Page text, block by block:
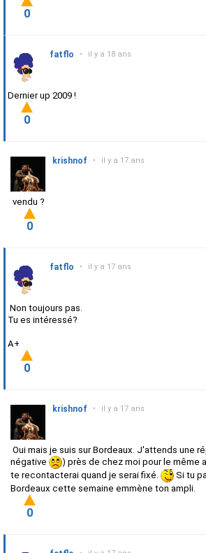
0
fatflo • il y a 18 ans
Dernier up 2009 !
0
krishnof • il y a 17 ans
vendu ?
0
fatflo • il y a 17 ans
Non toujours pas.
Tu es intéressé?
A+
0
krishnof • il y a 17 ans
Oui mais je suis sur Bordeaux. J'attends une
négative
) près de chez moi pour le même
te recontacterai quand je serai fixé.
Si tu
Bordeaux cette semaine emmène ton ampli.
0